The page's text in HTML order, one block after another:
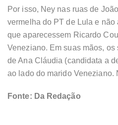
Por isso, Ney nas ruas de
vermelha do PT de Lula e
que aparecessem Ricardo
Veneziano. Em suas mãos,
de Ana Cláudia (candidata a
ao lado do marido Veneziano.
Fonte: Da Redação